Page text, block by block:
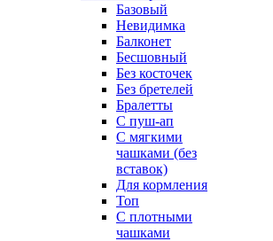
Базовый
Невидимка
Балконет
Бесшовный
Без косточек
Без бретелей
Бралетты
С пуш-ап
С мягкими
чашками (без
вставок)
Для кормления
Топ
С плотными
чашками